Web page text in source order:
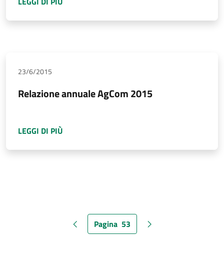
23/6/2015
Relazione annuale AgCom 2015
LEGGI DI PIÙ
Pagina precedente
Pagina attuale
Pagina 53
Pagina successiva